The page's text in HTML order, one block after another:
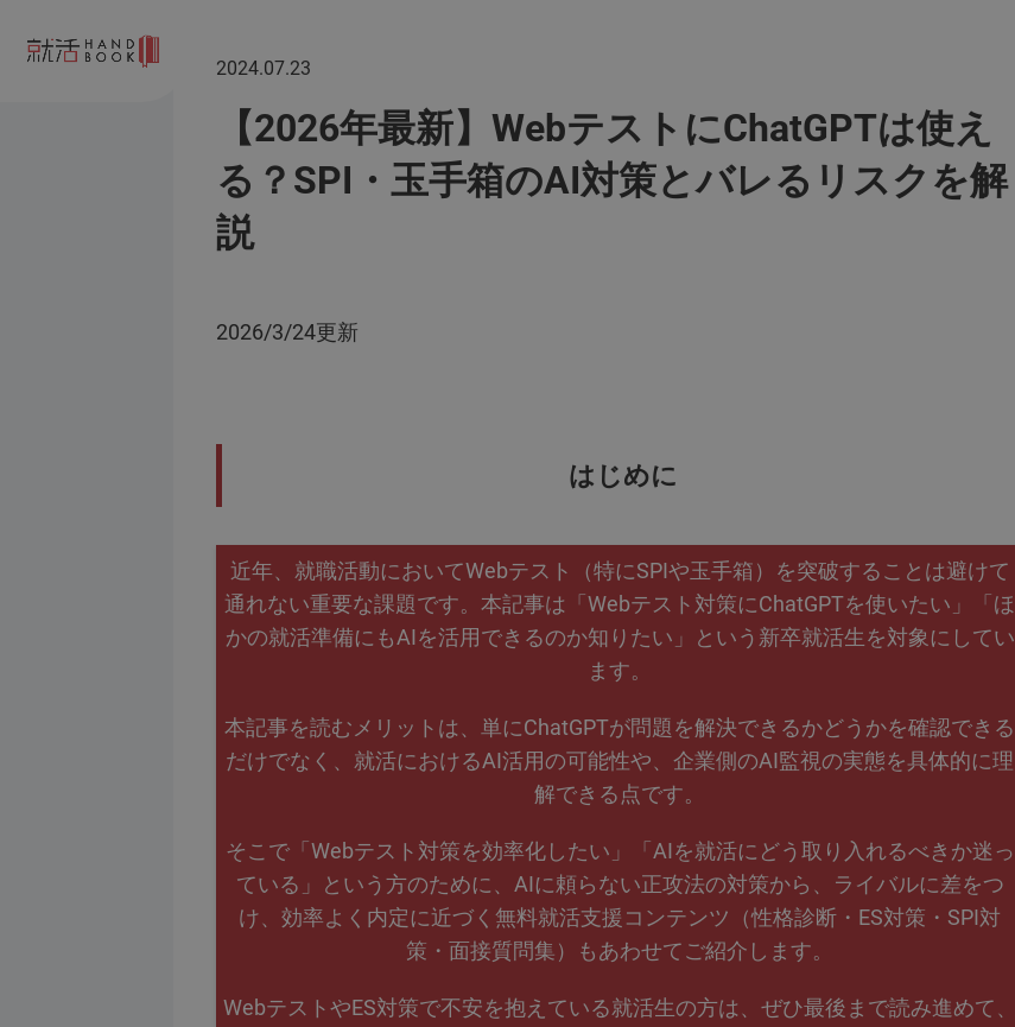
2024.07.23
【2026年最新】WebテストにChatGPTは使え
る？SPI・玉手箱のAI対策とバレるリスクを解
説
2026/3/24更新
はじめに
近年、就職活動においてWebテスト（特にSPIや玉手箱）を突破することは避けて
通れない重要な課題です。本記事は「Webテスト対策にChatGPTを使いたい」「ほ
かの就活準備にもAIを活用できるのか知りたい」という新卒就活生を対象にしてい
ます。
本記事を読むメリットは、単にChatGPTが問題を解決できるかどうかを確認できる
だけでなく、就活におけるAI活用の可能性や、企業側のAI監視の実態を具体的に理
解できる点です。
そこで「Webテスト対策を効率化したい」「AIを就活にどう取り入れるべきか迷っ
ている」という方のために、AIに頼らない正攻法の対策から、ライバルに差をつ
け、効率よく内定に近づく無料就活支援コンテンツ（性格診断・ES対策・SPI対
策・面接質問集）もあわせてご紹介します。
WebテストやES対策で不安を抱えている就活生の方は、ぜひ最後まで読み進めて、